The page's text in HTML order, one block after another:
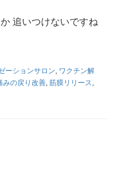
追いつけないですね
ーションサロン ワクチン解
みの戻り改善 筋膜リリース